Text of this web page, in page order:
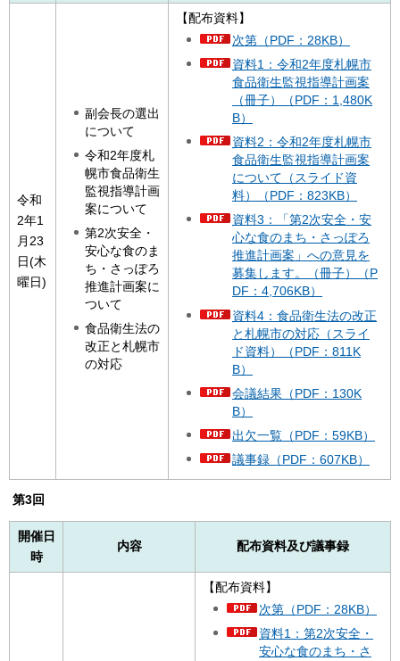
令和
2年1
月23
日(木
曜日)
副会長の選出
について
令和2年度札
幌市食品衛生
監視指導計画
案について
第2次安全・
安心な食のま
ち・さっぽろ
推進計画案に
ついて
食品衛生法の
改正と札幌市
の対応
【配布資料】
次第（PDF：28KB）
資料1：令和2年度札幌市
食品衛生監視指導計画案
（冊子）（PDF：1,480K
B）
資料2：令和2年度札幌市
食品衛生監視指導計画案
について（スライド資
料）（PDF：823KB）
資料3：「第2次安全・安
心な食のまち・さっぽろ
推進計画案」への意見を
募集します。（冊子）（P
DF：4,706KB）
資料4：食品衛生法の改正
と札幌市の対応（スライ
ド資料）（PDF：811K
B）
会議結果（PDF：130K
B）
出欠一覧（PDF：59KB）
議事録（PDF：607KB）
第3回
開催日
時
内容 配布資料及び議事録
【配布資料】
次第（PDF：28KB）
資料1：第2次安全・
安心な食のまち・さ